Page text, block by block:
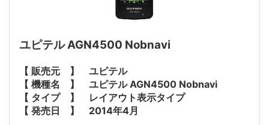
ユピテル AGN4500 Nobnavi
【 販売元 】 ユピテル
【 機種名 】 ユピテル AGN4500 Nobnavi
【 タイプ 】 レイアウト表示タイプ
【 発売日 】 2014年4月